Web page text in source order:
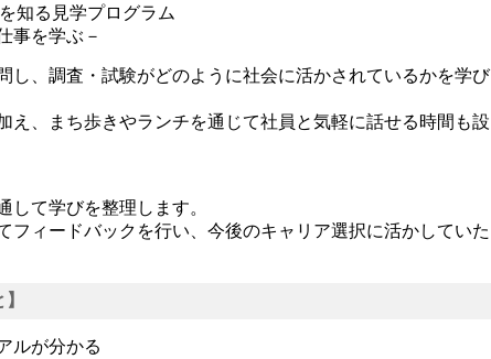
知る見学プログラム
事を学ぶ－
し、調査・試験がどのように社会に活かされているかを学び
え、まち歩きやランチを通じて社員と気軽に話せる時間も設
して学びを整理します。
フィードバックを行い、今後のキャリア選択に活かしていた
ルが分かる